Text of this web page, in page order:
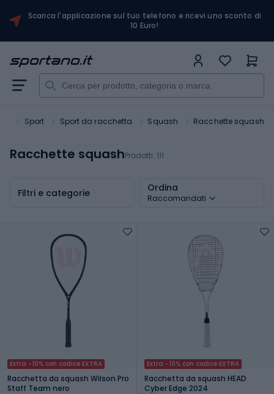
Scarica l'applicazione sul tuo telefono e ricevi uno sconto di
10 Euro!
Sport Sport da racchetta Squash Racchette squash
Racchette squashProdotti: 111
Filtri e categorie Ordina
Raccomandati
Extra -10% con codice EXTRA
Racchetta da squash Wilson Pro
Staff Team nero
Extra -10% con codice EXTRA
Racchetta da squash HEAD
Cyber Edge 2024